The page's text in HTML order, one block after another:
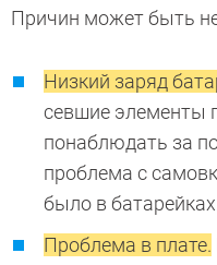
Причин может быть
Низкий заряд
севшие элементы
понаблюдать за
проблема с
было в
Проблема в плате.